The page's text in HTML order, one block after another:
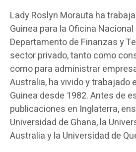
Lady Roslyn Morauta ha
Guinea para la Oficina
Departamento de Finanzas y
sector privado, tanto como
como para administrar
Australia, ha vivido y trabajado
Guinea desde 1982. Antes de
publicaciones en Inglaterra,
Universidad de Ghana, la
Australia y la Universidad de